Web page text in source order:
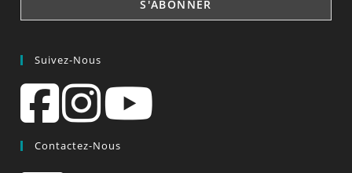
Suivez-Nous
Contactez-Nous